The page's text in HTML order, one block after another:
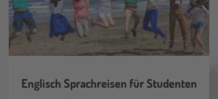
Englisch Sprachreisen für Studenten